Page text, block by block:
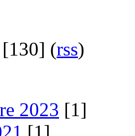
[130] (rss)
2023 [1]
[1]